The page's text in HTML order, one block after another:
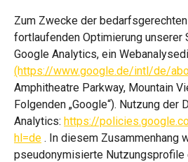
Zum Zwecke der
fortlaufenden Optimierung unserer
Google Analytics, ein
(https://www.google.de/intl/de/
Amphitheatre Parkway, Mountain
Folgenden „Google“). Nutzung der
Analytics: https://
hl=de . In diesem Zusammenhang
pseudonymisierte